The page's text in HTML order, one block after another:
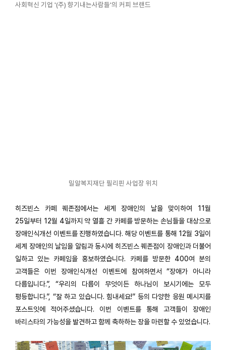
사회혁신 기업 '(주) 향기내는사람들'의 커피 브랜드
밀알복지재단 필리핀 사업장 위치
히즈빈스 카페 퀘존점에서는 세계 장애인의 날을 맞이하여 11월
25일부터 12월 4일까지 약 열흘 간 카페를 방문하는 손님들을 대상으로
장애인식개선 이벤트를 진행하였습니다. 해당 이벤트를 통해 12월 3일이
세계 장애인의 날임을 알림과 동시에 히즈빈스 퀘존점이 장애인과 더불어
일하고 있는 카페임을 홍보하였습니다. 카페를 방문한 400여 분의
고객들은 이번 장애인식개선 이벤트에 참여하면서 “장애가 아니라
다름입니다.”, “우리의 다름이 무엇이든 하나님이 보시기에는 모두
평등합니다.”, “잘 하고 있습니다. 힘내세요!” 등의 다양한 응원 메시지를
포스트잇에 적어주셨습니다. 이번 이벤트를 통해 고객들이 장애인
바리스타의 가능성을 발견하고 함께 축하하는 장을 마련할 수 있었습니다.